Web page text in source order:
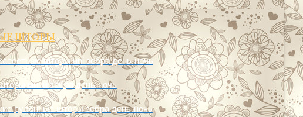
ШТОРЫ
шторы uni зебра день-ночь
мини зебра день-ночь
рулонные шторы зебра день-ночь